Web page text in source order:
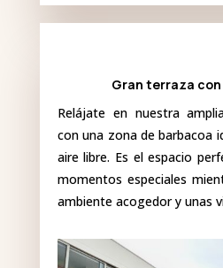
Gran terraza
Relájate en nuestra
con una zona de barbacoa
aire libre. Es el espacio
momentos especiales
ambiente acogedor y unas